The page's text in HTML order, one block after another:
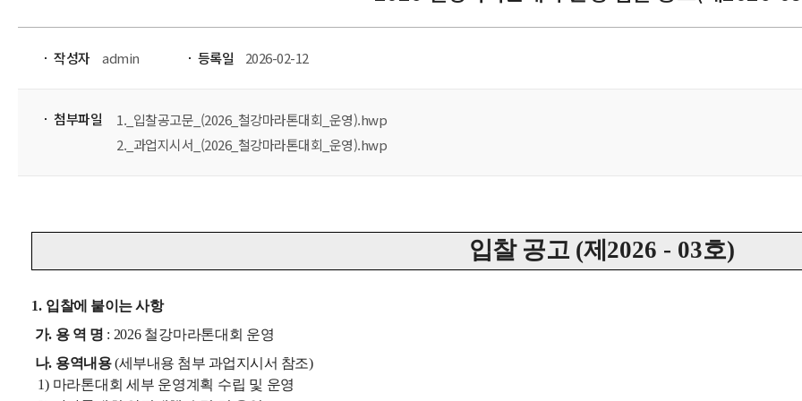
작성자 admin 등록일 2026-02-12
첨부파일
1._입찰공고문_(2026_철강마라톤대회_운영).hwp
2._과업지시서_(2026_철강마라톤대회_운영).hwp
입찰 공고 (제 2026 - 03호)
1. 입찰에 붙이는 사항
가. 용 역 명 : 2026 철강마라톤대회 운영
나. 용역내용(세부내용 첨부 과업지시서 참조)
1) 마라톤대회 세부 운영계획 수립 및 운영